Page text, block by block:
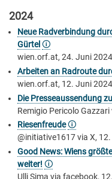
2024
Neue Radverbindung
Gürtel 🛈
wien.orf.at, 24. Juni 2024
Arbeiten an Radroute
wien.orf.at, 12. Juni 2024
Die Presseaussendung
Remigio Pericolo
Riesenfreude🛈
@initiative1617 via X,
Good News: Wiens
weiter! 🛈
Ulli Sima via facebook,